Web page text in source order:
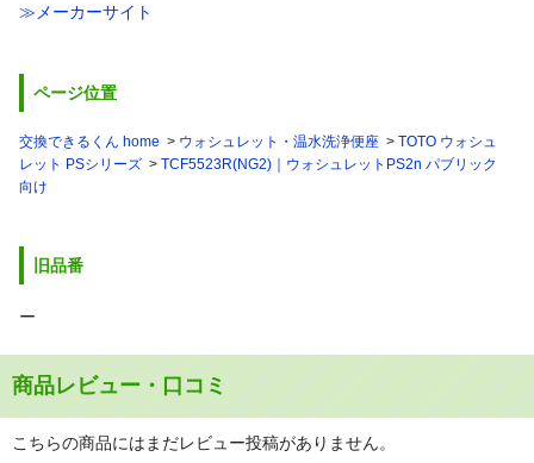
≫メーカーサイト
ページ位置
交換できるくん home ウォシュレット・温水洗浄便座
TOTO ウォシュ
レット PSシリーズ
TCF5523R(NG2)｜ウォシュレットPS2n パブリック
向け
旧品番
ー
商品レビュー・口コミ
こちらの商品にはまだレビュー投稿がありません。